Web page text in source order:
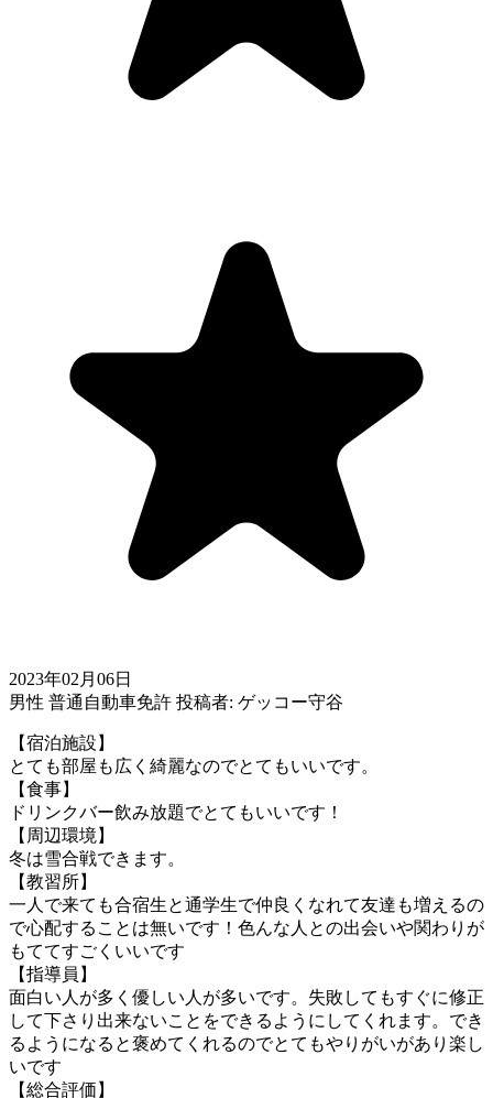
2023年02月06日
男性 普通自動車免許 投稿者: ゲッコー守谷
【宿泊施設】
とても部屋も広く綺麗なのでとてもいいです。
【食事】
ドリンクバー飲み放題でとてもいいです！
【周辺環境】
冬は雪合戦できます。
【教習所】
一人で来ても合宿生と通学生で仲良くなれて友達も増えるの
で心配することは無いです！色んな人との出会いや関わりが
もててすごくいいです
【指導員】
面白い人が多く優しい人が多いです。失敗してもすぐに修正
して下さり出来ないことをできるようにしてくれます。でき
るようになると褒めてくれるのでとてもやりがいがあり楽し
いです
【総合評価】